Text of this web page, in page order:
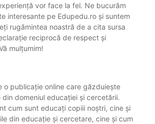
vor face la fel. Ne bucurăm
interesante pe Edupedu.ro și suntem
rugămintea noastră de a cita sursa
reciprocă de respect și
mulțumim!
o publicație online care găzduiește
domeniul educației și cercetării.
cum sunt educați copiii noștri, cine și
din educație și cercetare, cine și cum